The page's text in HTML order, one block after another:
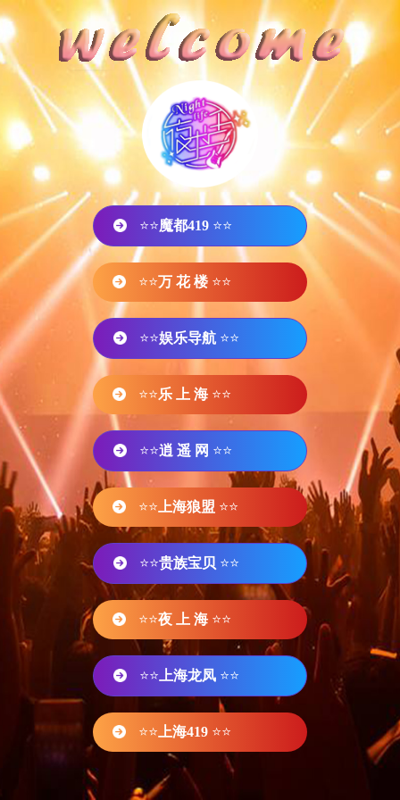
⭐⭐魔都419 ⭐⭐
⭐⭐万 花 楼 ⭐⭐
⭐⭐娱乐导航 ⭐⭐
⭐⭐乐 上 海 ⭐⭐
⭐⭐逍 遥 网 ⭐⭐
⭐⭐ 上海狼盟 ⭐⭐
⭐⭐贵族宝贝 ⭐⭐
⭐⭐夜 上 海 ⭐⭐
⭐⭐ 上海龙凤 ⭐⭐
⭐⭐ 上海419 ⭐⭐